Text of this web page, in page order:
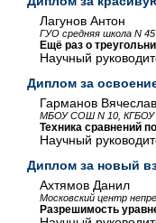
Лагунов Антон
ГУО средняя школа N
Ещё раз о
Научный
Диплом за
Гарманов Вячеслав
МБОУ СОШ N 10, КГБОУ
Техника сравнений
Научный
Диплом за новый
Ахтямов Данил
Московский центр
Разрешимость